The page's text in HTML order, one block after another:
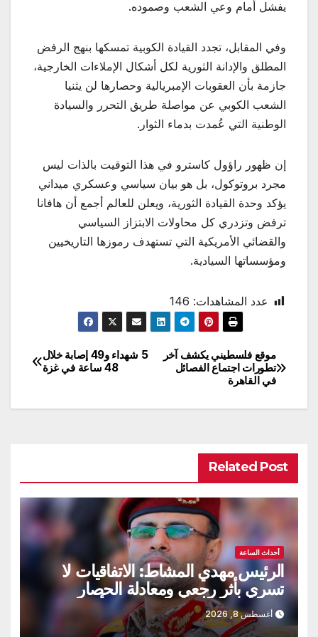
يفشل أمام وعي الشعب وصموده.
وفي المقابل، تجدد القيادة الكوبية تمسكها بنهج الرفض
المطلق والإدانة الثورية لكل أشكال الإملاءات الخارجية،
جازمة بأن العقوبات الإمبريالية وحصارها لن يثنيا
الشعب الكوبي عن مواصلة طريق التحرر والسيادة
الوطنية التي عُمدت بدماء الثوار.
إن ظهور راؤول كاسترو في هذا التوقيت بالذات ليس
مجرد بروتوكول، بل هو بيان سياسي وعسكري ميداني
يؤكد وحدة القيادة الثورية، ويعلن للعالم أجمع أن هافانا
ترفض وتزدري كل محاولات الابتزاز السياسي
والقضائي الأمريكية التي تستهدف رموزها التاريخيين
ومؤسساتها السيادية.
عدد المشاهدات: 146
تصفّح
المقالات
5 شهداء و49 إصابة خلال
48 ساعة في غزة
موقع فلسطيني يكشف آخر
تطورات اجتماع الفصائل
في القاهرة
Related Post
أحداث الساعة
الرئيس مهدي المشاط: الاتفاقيات لا
تسري بأثر رجعي ومعادلة الحصار
بالحصار مستمرة حتى تحقق أهدافها
أغسطس 8, 2026